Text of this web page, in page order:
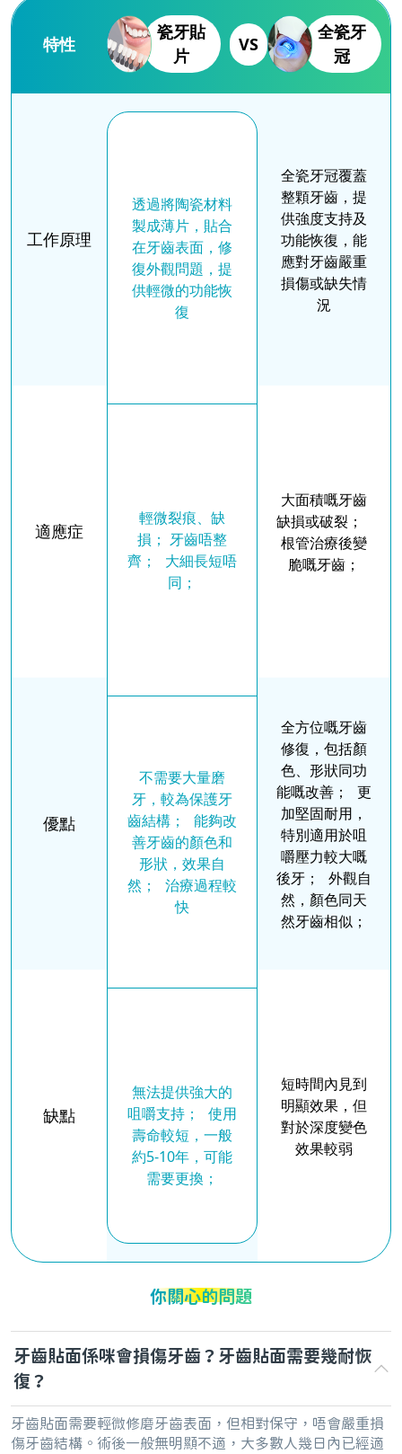
特性
瓷牙貼
片
VS
全瓷牙
冠
工作原理
適應症
優點
缺點
透過將陶瓷材料
製成薄片，貼合
在牙齒表面，修
復外觀問題，提
供輕微的功能恢
復
輕微裂痕、缺
損； 牙齒唔整
齊； 大細長短唔
同；
不需要大量磨
牙，較為保護牙
齒結構； 能夠改
善牙齒的顏色和
形狀，效果自
然； 治療過程較
快
無法提供強大的
咀嚼支持； 使用
壽命較短，一般
約5-10年，可能
需要更換；
全瓷牙冠覆蓋
整顆牙齒，提
供強度支持及
功能恢復，能
應對牙齒嚴重
損傷或缺失情
況
大面積嘅牙齒
缺損或破裂；
根管治療後變
脆嘅牙齒；
全方位嘅牙齒
修復，包括顏
色、形狀同功
能嘅改善； 更
加堅固耐用，
特別適用於咀
嚼壓力較大嘅
後牙； 外觀自
然，顏色同天
然牙齒相似；
短時間內見到
明顯效果，但
對於深度變色
效果較弱
你關心的問題
牙齒貼面係咪會損傷牙齒？牙齒貼面需要幾耐恢
復？
牙齒貼面需要輕微修磨牙齒表面，但相對保守，唔會嚴重損
傷牙齒結構。術後一般無明顯不適，大多數人幾日內已經適